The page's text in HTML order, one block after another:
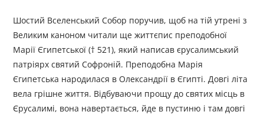
Шостий Вселенський Собор поручив, щоб на тій утрені з
Великим каноном читали ще життєпис преподобної
Марії Єгипетської († 521), який написав єрусалимський
патріярх святий Софроній. Преподобна Марія
Єгипетська народилася в Олександрії в Єгипті. Довгі літа
вела грішне життя. Відбуваючи прощу до святих місць в
Єрусалимі, вона навертається, йде в пустиню і там довгі